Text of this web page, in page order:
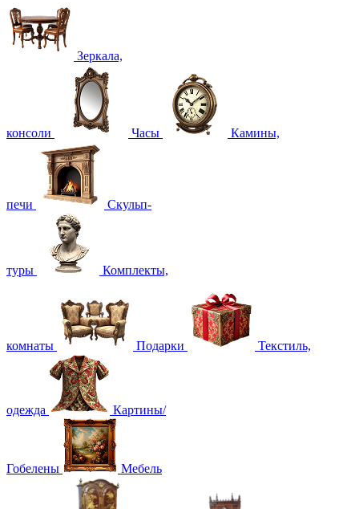
Зеркала,
консоли Часы Камины,
печи Скульп-
туры Комплекты,
комнаты Подарки Текстиль,
одежда Картины/
Гобелены Мебель